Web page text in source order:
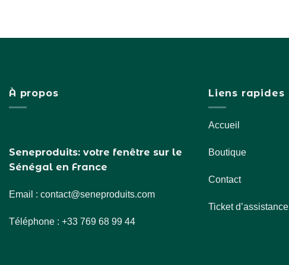
L
M
S
À propos
Seneproduits: votre fenêtre sur le
Sénégal en France
Email : contact@seneproduits.com
Téléphone : +33 769 68 99 44
Liens rapides
Accueil
Boutique
Contact
Ticket d’assistance